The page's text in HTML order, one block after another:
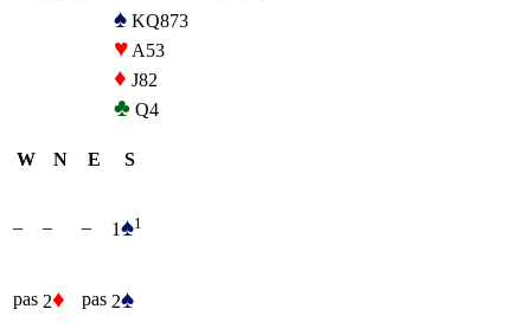
♠ KQ873
♥ A53
♦ J82
♣ Q4
W N E S
– – – 1♠1
pas 2♦ pas 2♠